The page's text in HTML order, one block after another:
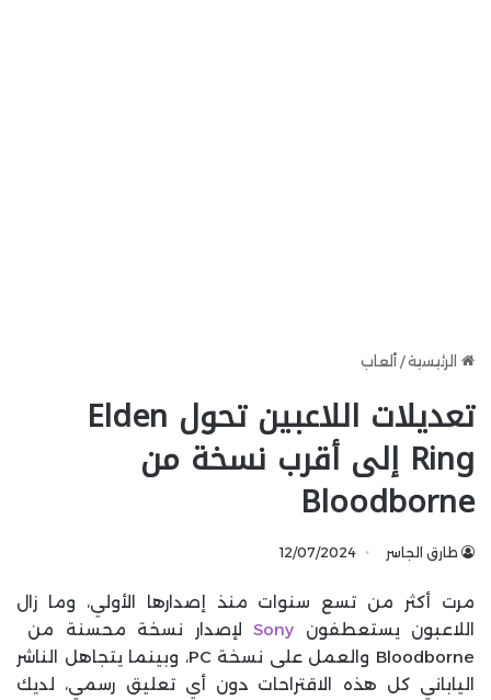
الرئيسية/ ألعاب
تعديلات اللاعبين تحول Elden
Ring إلى أقرب نسخة من
Bloodborne
طارق الجاسر 12/07/2024
مرت أكثر من تسع سنوات منذ إصدارها الأولي، وما زال
اللاعبون يستعطفون Sonyلإصدار نسخة محسنة من
Bloodborne والعمل على نسخة PC، وبينما يتجاهل الناشر
الياباني كل هذه الاقتراحات دون أي تعليق رسمي، لديك